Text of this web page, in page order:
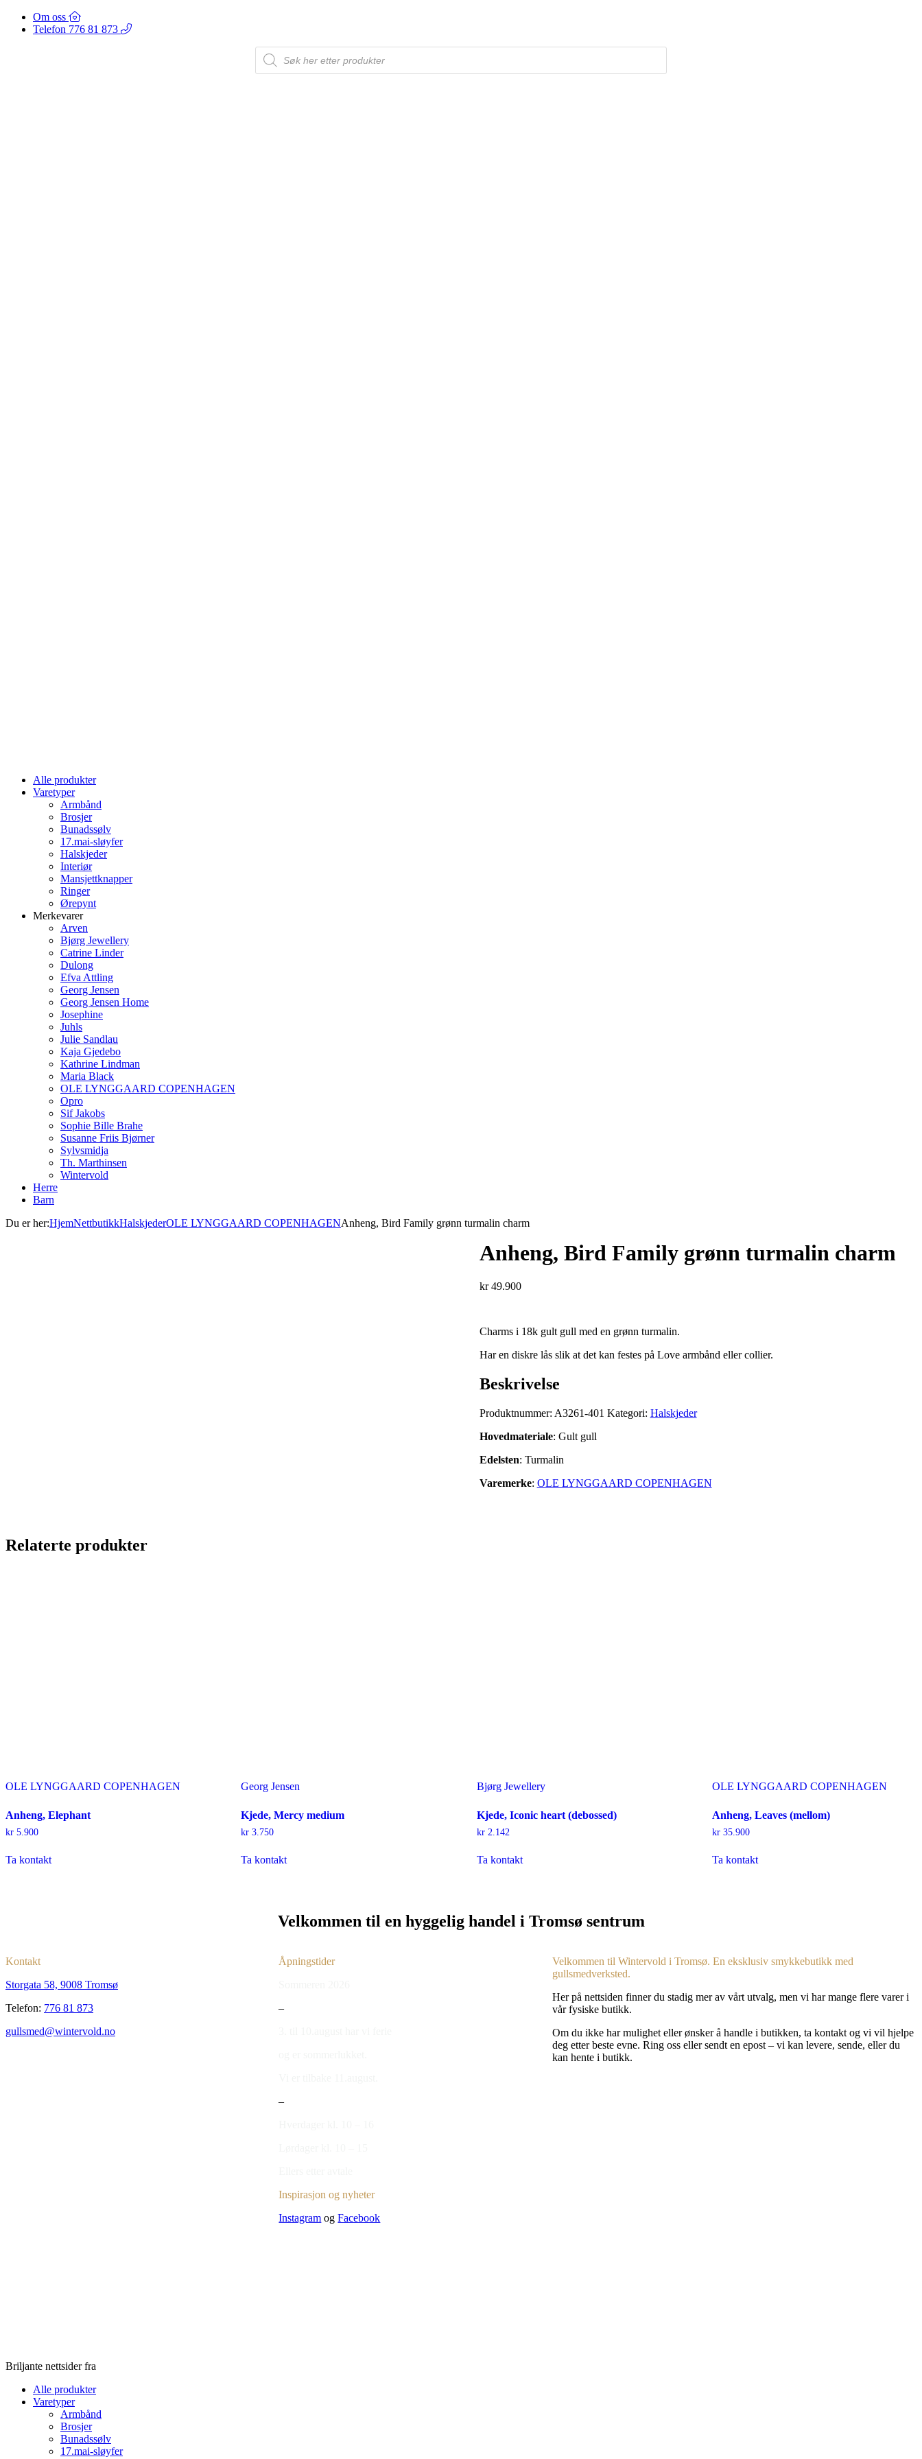
Om oss
Telefon 776 81 873
Products
search
Alle produkter
Varetyper
Armbånd
Brosjer
Bunadssølv
17.mai-sløyfer
Halskjeder
Interiør
Mansjettknapper
Ringer
Ørepynt
Merkevarer
Arven
Bjørg Jewellery
Catrine Linder
Dulong
Efva Attling
Georg Jensen
Georg Jensen Home
Josephine
Juhls
Julie Sandlau
Kaja Gjedebo
Kathrine Lindman
Maria Black
OLE LYNGGAARD COPENHAGEN
Opro
Sif Jakobs
Sophie Bille Brahe
Susanne Friis Bjørner
Sylvsmidja
Th. Marthinsen
Wintervold
Herre
Barn
Du er her:HjemNettbutikkHalskjederOLE LYNGGAARD COPENHAGENAnheng, Bird Family grønn turmalin charm
Anheng, Bird Family grønn turmalin charm
kr49.900
Charms i 18k gult gull med en grønn turmalin.
Har en diskre lås slik at det kan festes på Love armbånd eller collier.
Beskrivelse
Produktnummer: A3261-401 Kategori: Halskjeder
Hovedmateriale: Gult gull
Edelsten: Turmalin
Varemerke: OLE LYNGGAARD COPENHAGEN
Relaterte produkter
OLE LYNGGAARD COPENHAGEN
Anheng, Elephant
kr 5.900
Ta kontakt
Georg Jensen
Kjede, Mercy medium
kr 3.750
Ta kontakt
Bjørg Jewellery
Kjede, Iconic heart (debossed)
kr2.142
Ta kontakt
OLE LYNGGAARD COPENHAGEN
Anheng, Leaves (mellom)
kr35.900
Ta kontakt
Velkommen til en hyggelig handel i Tromsø sentrum
Kontakt
Storgata 58, 9008 Tromsø
Telefon: 776 81 873
gullsmed@wintervold.no
Åpningstider
–
–
Inspirasjon og nyheter
Instagram ogFacebook
Velkommen til Wintervold i Tromsø. En eksklusiv smykkebutikk med
gullsmedverksted.
Her på nettsiden finner du stadig mer av vårt utvalg, men vi har mange flere varer i
vår fysiske butikk.
Om du ikke har mulighet eller ønsker å handle i butikken, ta kontakt og vi vil hjelpe
deg etter beste evne. Ring oss eller sendt en epost – vi kan levere, sende, eller du
kan hente i butikk.
Briljante nettsider fra
Alle produkter
Varetyper
Armbånd
Brosjer
Bunadssølv
17.mai-sløyfer